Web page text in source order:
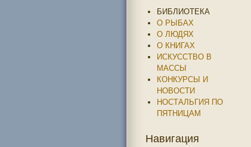
БИБЛИОТЕКА
О РЫБАХ
О ЛЮДЯХ
О КНИГАХ
ИСКУССТВО В
МАССЫ
КОНКУРСЫ И
НОВОСТИ
НОСТАЛЬГИЯ ПО
ПЯТНИЦАМ
Навигация